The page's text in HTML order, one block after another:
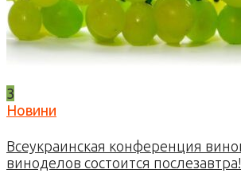
3
Новини
Всеукраинская конференция
виноделов состоится послезавтра!